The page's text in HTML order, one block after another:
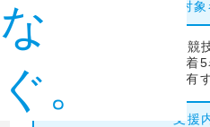
な
ぐ。
対
福岡マラソン「車いす競
を使用している方 先着5
※身体障害者手帳を所有
支援